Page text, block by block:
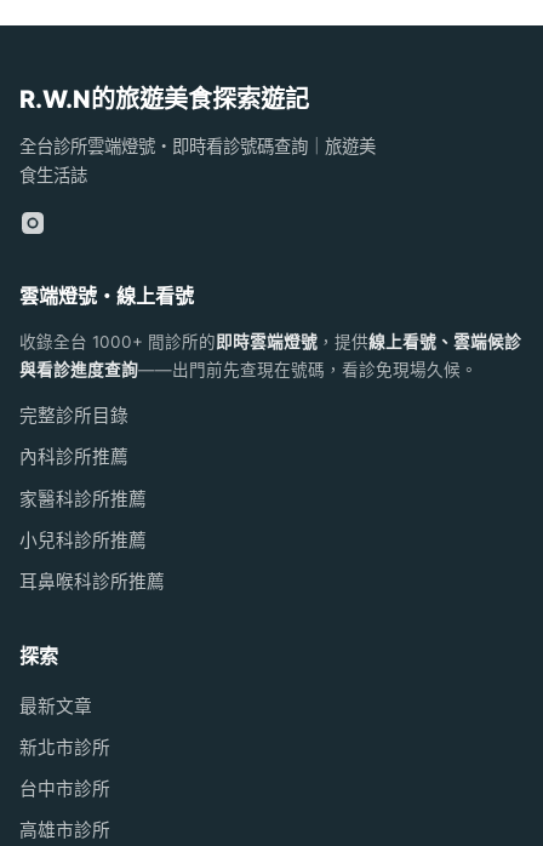
R.W.N的旅遊美食探索遊記
全台診所雲端燈號・即時看診號碼查詢｜旅遊美
食生活誌
雲端燈號・線上看號
收錄全台 1000+ 間診所的即時雲端燈號 ，提供線上看號、雲端候診
與看診進度查詢——出門前先查現在號碼，看診免現場久候。
完整診所目錄
內科診所推薦
家醫科診所推薦
小兒科診所推薦
耳鼻喉科診所推薦
探索
最新文章
新北市診所
台中市診所
高雄市診所